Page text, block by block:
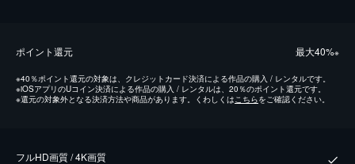
ポイント還元 最⼤40%※
※40％ポイント還元の対象は、クレジットカード決済による作品の購入 / レンタルです。
※iOSアプリのUコイン決済による作品の購入 / レンタルは、20％のポイント還元です。
※還元の対象外となる決済方法や商品があります。くわしくは こちらをご確認ください。
フルHD画質 / 4K画質